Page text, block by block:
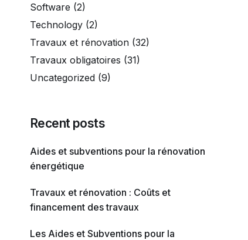
Software (2)
Technology (2)
Travaux et rénovation (32)
Travaux obligatoires (31)
Uncategorized (9)
Recent posts
Aides et subventions pour la rénovation
énergétique
Travaux et rénovation : Coûts et
financement des travaux
Les Aides et Subventions pour la